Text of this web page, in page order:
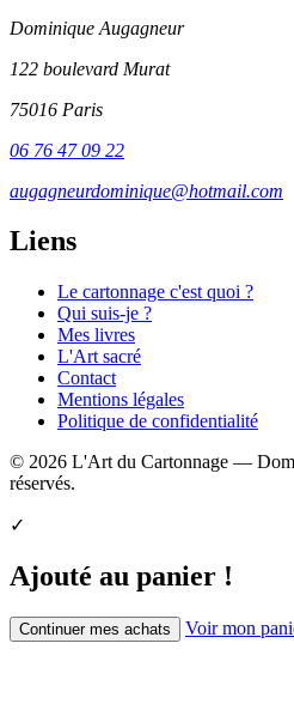
Dominique Augagneur
122 boulevard Murat
75016 Paris
06 76 47 09 22
augagneurdominique@hotmail.com
Liens
Le cartonnage c'est quoi ?
Qui suis-je ?
Mes livres
L'Art sacré
Contact
Mentions légales
Politique de confidentialité
© 2026 L'Art du Cartonnage —
réservés.
✓
Ajouté au panier !
Continuer mes achats Voir mon